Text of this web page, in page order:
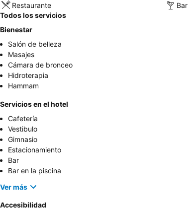
Restaurante Bar
Todos los servicios
Bienestar
Salón de belleza
Masajes
Cámara de bronceo
Hidroterapia
Hammam
Servicios en el hotel
Cafetería
Vestibulo
Gimnasio
Estacionamiento
Bar
Bar en la piscina
Ver más
Accesibilidad